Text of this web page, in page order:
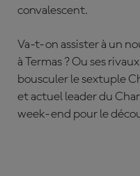
convalescent.
Va-t-on assister à un
à Termas ? Ou ses
bousculer le sextuple
et actuel leader du
week-end pour le